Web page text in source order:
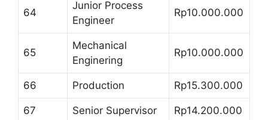
64
Junior Process
Engineer
Rp10.000.000
65
Mechanical
Enginering
Rp10.000.000
66 Production Rp15.300.000
67 Senior Supervisor Rp14.200.000